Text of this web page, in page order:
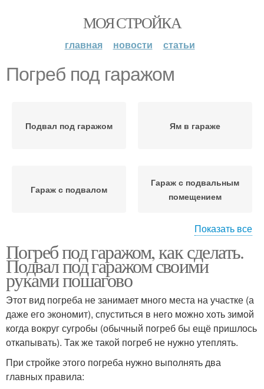
МОЯ СТРОЙКА
главная новости статьи
Погреб под гаражом
Подвал под гаражом Ям в гараже
Гараж с подвалом
Гараж с подвальным
помещением
Бюджетный погреб Погреб в гараже
Погреба в гараже Гараж с погребом
Показать все
Погреб под гаражом, как сделать.
Подвал под гаражом своими
руками пошагово
Этот вид погреба не занимает много места на участке (а
даже его экономит), спуститься в него можно хоть зимой
когда вокруг сугробы (обычный погреб бы ещё пришлось
откапывать). Так же такой погреб не нужно утеплять.
При стройке этого погреба нужно выполнять два
главных правила: